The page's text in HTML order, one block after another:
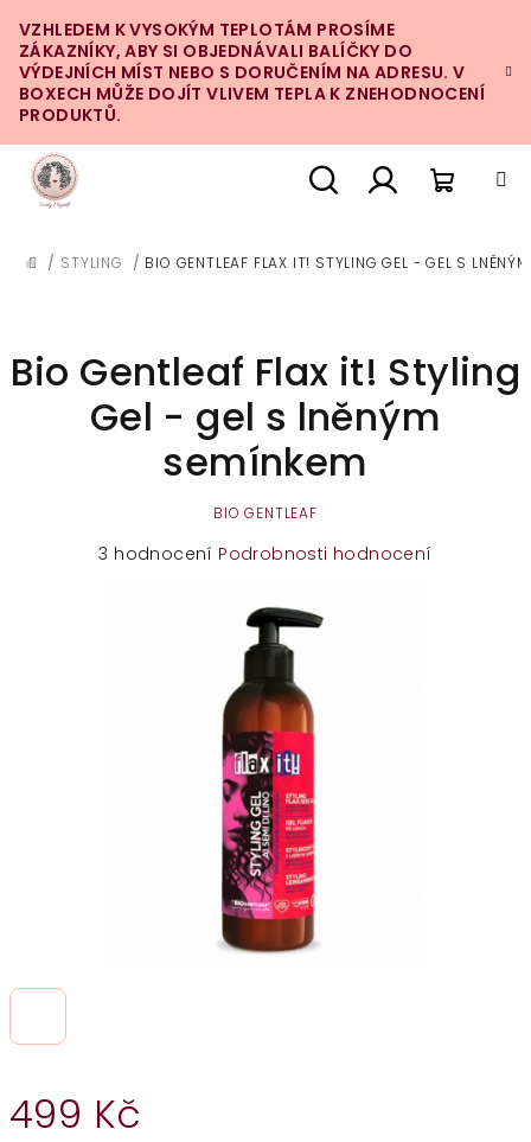
na
obsah
VZHLEDEM K VYSOKÝM TEPLOTÁM PROSÍME
ZÁKAZNÍKY, ABY SI OBJEDNÁVALI BALÍČKY DO
VÝDEJNÍCH MÍST NEBO S DORUČENÍM NA ADRESU. V
BOXECH MŮŽE DOJÍT VLIVEM TEPLA K ZNEHODNOCENÍ
PRODUKTŮ.
DOMŮ
/ STYLING / BIO GENTLEAF FLAX IT! STYLING GEL - GEL S
499 Kč
Bio Gentleaf Flax it! Styling
Gel - gel s lněným
semínkem
BIO GENTLEAF
Průměrné
3 hodnocení Podrobnosti hodnocení